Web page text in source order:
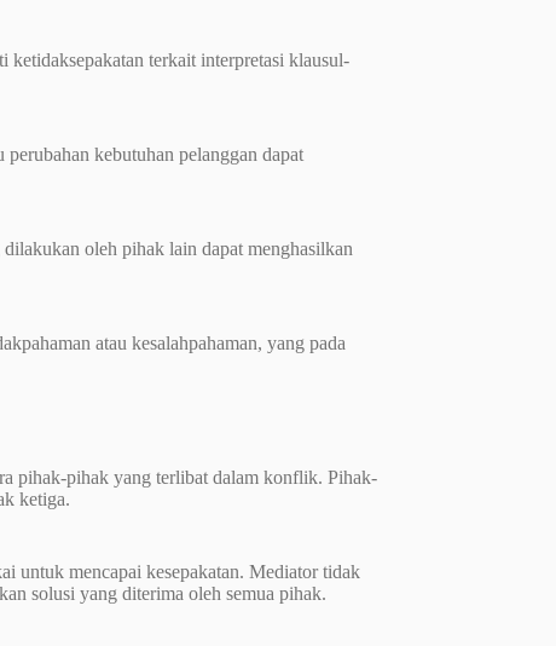
terkait interpretasi klausul-
kebutuhan pelanggan dapat
oleh pihak lain dapat menghasilkan
atau kesalahpahaman, yang pada
pihak-pihak yang terlibat dalam konflik. Pihak-
ketiga.
untuk mencapai kesepakatan. Mediator tidak
solusi yang diterima oleh semua pihak.